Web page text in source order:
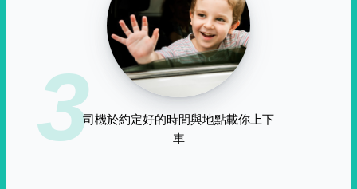
3司機於約定好的時間與地點載你上下
車